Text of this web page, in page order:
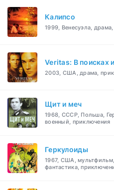
Калипсо
1999, Венесуэла,
Veritas: В поисках
2003, США, драма,
Щит и меч
1968, СССР, Польша,
военный, приключения
Геркулоиды
1967, США,
фантастика,